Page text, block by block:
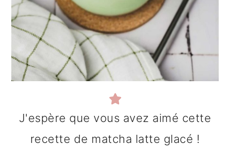
J'espère que vous avez aimé cette
recette de matcha latte glacé !